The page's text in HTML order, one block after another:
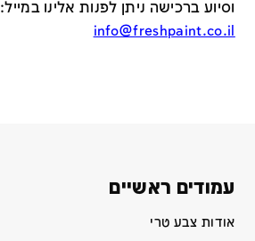
וסיוע ברכישה ניתן לפנות אלינו במייל:
info@freshpaint.co.il
עמודים ראשיים
אודות צבע טרי